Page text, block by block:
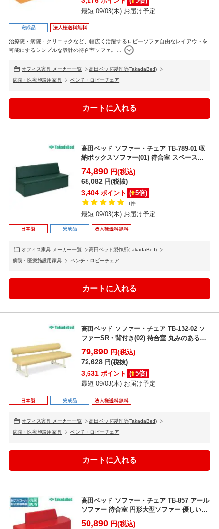
最短 09/03(木) お届け予定
治療院・病院・クリニックなど、幅広く活躍するロビーソファ自由なレイアウトを
可能にするシンプルな設計の待合室ソファ。
オフィス家具 メーカー一覧 高田ベッド製作所(TakadaBed)
病院・医療施設用家具 ベンチ・ロビーチェア
高田ベッド ソファー・チェア TB-789-01 収
納ボックスソファー(01) 待合室 スペース活
用...
74,890 円(税込)
68,082 円(税抜)
3,404 ポイント ( 5倍)
1件
最短 09/03(木) お届け予定
オフィス家具 メーカー一覧 高田ベッド製作所(TakadaBed)
病院・医療施設用家具 ベンチ・ロビーチェア
高田ベッド ソファー・チェア TB-132-02 ソ
ファーSR・背付き(02) 待合室 丸みのある
優...
79,890 円(税込)
72,628 円(税抜)
3,631 ポイント ( 5倍)
最短 09/03(木) お届け予定
オフィス家具 メーカー一覧 高田ベッド製作所(TakadaBed)
病院・医療施設用家具 ベンチ・ロビーチェア
高田ベッド ソファー・チェア TB-857 アール
ソファー 待合室 円形大型ソファー 優しい背
もたれ...
50,890 円(税込)